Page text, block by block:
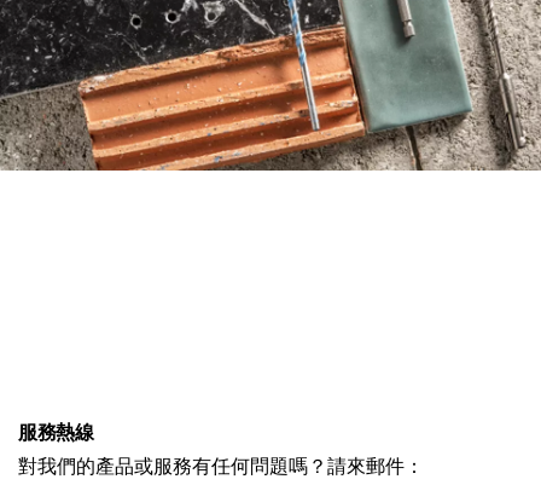
服務熱線
對我們的產品或服務有任何問題嗎？請來郵件：